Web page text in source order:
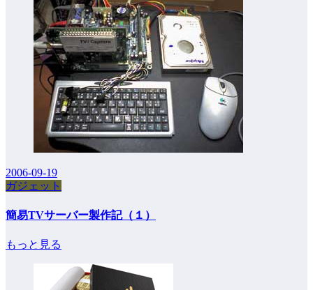
2006-09-19
ガジェット
簡易TVサーバー製作記（１）
もっと見る